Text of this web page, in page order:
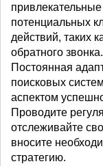
потенциальных
действий, таких
обратного звонка.
Постоянная
поисковых
аспектом
Проводите
отслеживайте
вносите
стратегию.